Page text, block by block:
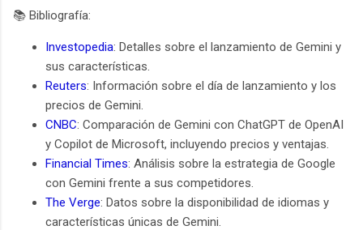
📚 Bibliografía:
Investopedia: Detalles sobre el lanzamiento de Gemini y
sus características.
Reuters: Información sobre el día de lanzamiento y los
precios de Gemini.
CNBC: Comparación de Gemini con ChatGPT de OpenAI
y Copilot de Microsoft, incluyendo precios y ventajas.
Financial Times: Análisis sobre la estrategia de Google
con Gemini frente a sus competidores.
The Verge: Datos sobre la disponibilidad de idiomas y
características únicas de Gemini.